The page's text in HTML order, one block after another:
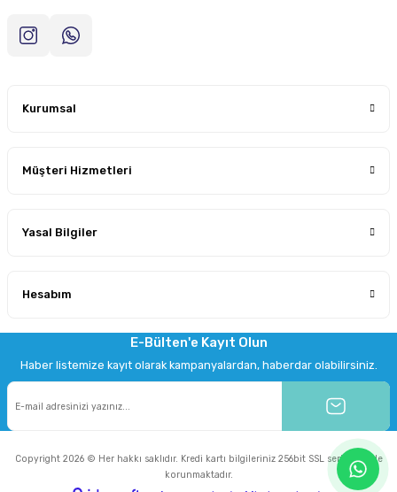
Kurumsal
Müşteri Hizmetleri
Yasal Bilgiler
Hesabım
E-Bülten'e Kayıt Olun
Haber listemize kayıt olarak kampanyalardan, haberdar olabilirsiniz.
Copyright 2026 © Her hakkı saklıdır. Kredi kartı bilgileriniz 256bit SSL sertifikası ile
korunmaktadır.